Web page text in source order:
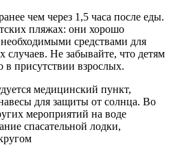
чем через 1,5 часа после еды.
пляжах: они хорошо
средствами для
случаев. Не забывайте, что детям
в присутствии взрослых.
медицинский пункт,
для защиты от солнца. Во
мероприятий на воде
спасательной лодки,